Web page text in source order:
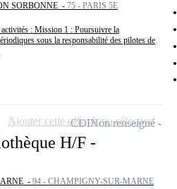
SORBONNE - 75 - PARIS 5E
: Mission 1 : Poursuivre la
sous la responsabilité des pilotes de
H/F -
- 94 - CHAMPIGNY-SUR-MARNE
CDINon renseigné
Ajouter cette offre à ma sélection